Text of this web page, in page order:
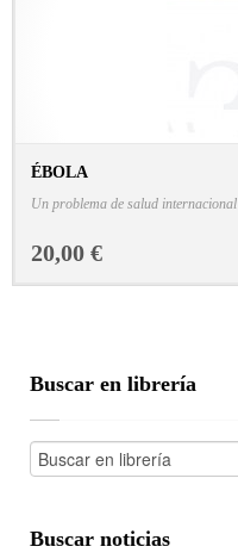
ÉBOLA
Un problema de salud internacional
20,00 €
Buscar en librería
Buscar noticias